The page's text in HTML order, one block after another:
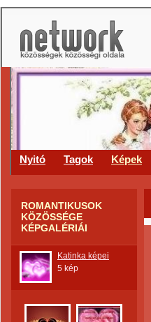
Nyitó Tagok Képek
ROMANTIKUSOK
KÖZÖSSÉGE
KÉPGALÉRIÁI
Katinka képei
5 kép